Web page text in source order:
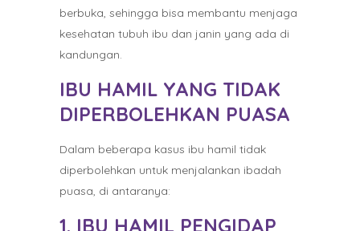
berbuka, sehingga bisa membantu menjaga
kesehatan tubuh ibu dan janin yang ada di
kandungan.
IBU HAMIL YANG TIDAK
DIPERBOLEHKAN PUASA
Dalam beberapa kasus ibu hamil tidak
diperbolehkan untuk menjalankan ibadah
puasa, di antaranya:
1. IBU HAMIL PENGIDAP